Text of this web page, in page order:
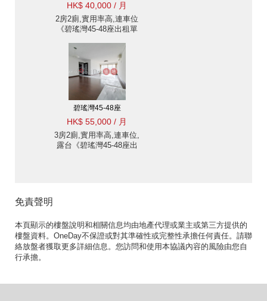
HK$ 40,000 / 月
2房2廁,實用率高,連車位
《碧瑤灣45-48座出租單
碧瑤灣45-48座
HK$ 55,000 / 月
3房2廁,實用率高,連車位,
露台《碧瑤灣45-48座出
免責聲明
本頁顯示的樓盤說明和相關信息均由地產代理或業主或第三方提供的
樓盤資料。OneDay不保證或對其準確性或完整性承擔任何責任。請聯
絡放盤者獲取更多詳細信息。您訪問和使用本協議內容的風險由您自
行承擔。